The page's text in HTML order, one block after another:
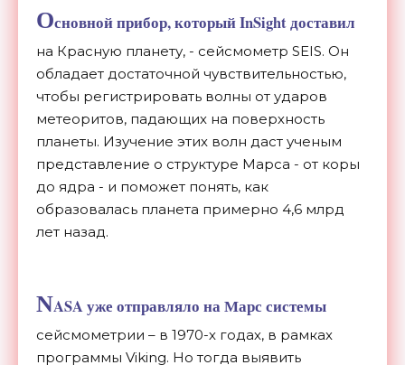
Основной прибор, который InSight доставил
на Красную планету, - сейсмометр SEIS. Он
обладает достаточной чувствительностью,
чтобы регистрировать волны от ударов
метеоритов, падающих на поверхность
планеты. Изучение этих волн даст ученым
представление о структуре Марса - от коры
до ядра - и поможет понять, как
образовалась планета примерно 4,6 млрд
лет назад.
NASA уже отправляло на Марс системы
сейсмометрии – в 1970-х годах, в рамках
программы Viking. Но тогда выявить